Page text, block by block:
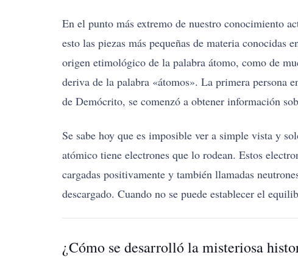
En el punto más extremo de nuestro conocimiento
esto las piezas más pequeñas de materia
origen etimológico de la palabra átomo, como de
deriva de la palabra «átomos». La primera persona
de Demócrito, se comenzó a obtener información
Se sabe hoy que es imposible ver a simple vista y
atómico tiene electrones que lo rodean. Estos
cargadas positivamente y también llamadas
descargado. Cuando no se puede establecer el
¿Cómo se desarrolló la misteriosa